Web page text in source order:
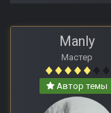
Manly
Мастер
Автор темы